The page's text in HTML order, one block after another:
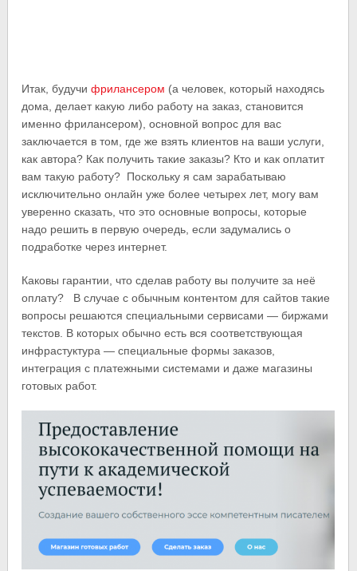
Итак, будучифрилансером (а человек, который находясь
дома, делает какую либо работу на заказ, становится
именно фрилансером), основной вопрос для вас
заключается в том, где же взять клиентов на ваши услуги,
как автора? Как получить такие заказы? Кто и как оплатит
вам такую работу? Поскольку я сам зарабатываю
исключительно онлайн уже более четырех лет, могу вам
уверенно сказать, что это основные вопросы, которые
надо решить в первую очередь, если задумались о
подработке через интернет.
Каковы гарантии, что сделав работу вы получите за неё
оплату? В случае с обычным контентом для сайтов такие
вопросы решаются специальными сервисами — биржами
текстов. В которых обычно есть вся соответствующая
инфрастуктура — специальные формы заказов,
интеграция с платежными системами и даже магазины
готовых работ.